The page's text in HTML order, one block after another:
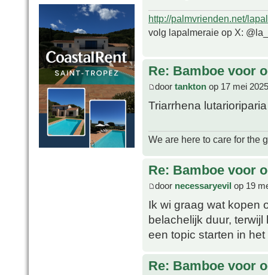
http://palmvrienden.net/
volg lapalmeraie op X:
Re: Bamboe voor
door tankton op 17 mei
Triarrhena
We are here to care for the
Re: Bamboe voor
door necessaryevil op 19
Ik wi graag wat kopen
belachelijk duur,
een topic starten in
Re: Bamboe voor